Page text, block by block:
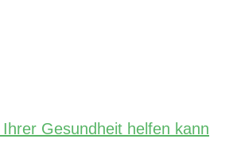
Gesundheit helfen kann